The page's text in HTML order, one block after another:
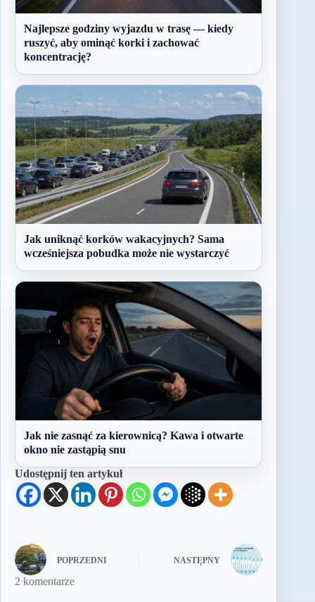
Najlepsze godziny wyjazdu w trasę — kiedy
ruszyć, aby ominąć korki i zachować
koncentrację?
Jak uniknąć korków wakacyjnych? Sama
wcześniejsza pobudka może nie wystarczyć
Jak nie zasnąć za kierownicą? Kawa i otwarte
okno nie zastąpią snu
Udostępnij ten artykuł
POPRZEDNI NASTĘPNY
2 komentarze